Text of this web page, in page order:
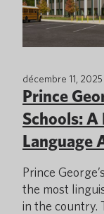
décembre 11, 2025
Prince
Schools:
Language
Prince
the most
in the country.